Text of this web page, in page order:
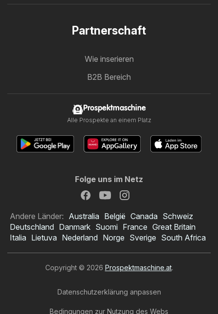
Partnerschaft
Wie inserieren
B2B Bereich
Prospektmaschine
Alle Prospekte an einem Platz
Folge uns im Netz
Andere Länder: Australia België Canada Schweiz
Deutschland Danmark Suomi France Great Britain
Italia Lietuva Nederland Norge Sverige South Africa
Copyright © 2026 Prospektmaschine.at.
Datenschutzerklärung anpassen
Bedingungen zur Nutzung des Webs